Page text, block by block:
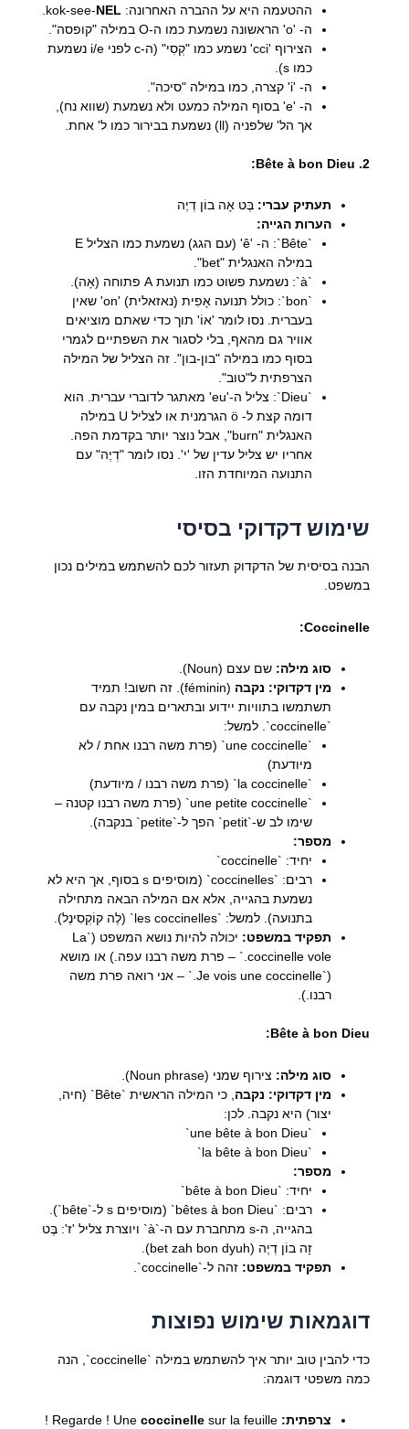
ההטעמה היא על ההברה האחרונה: kok-see- NEL
ה- 'o' הראשונה נשמעת כמו ה-O במילה "קופסה".
הצירוף 'cci' נשמע כמו "קְסִי" (ה-c לפני i/e נשמעת
כמו s).
ה- 'i' קצרה, כמו במילה "סיכה".
ה- 'e' בסוף המילה כמעט ולא נשמעת (שווא נח),
אך הל' שלפניה (ll) נשמעת בבירור כמו ל' אחת.
2. Bête à bon Dieu:
תעתיק עברי: בֶּט אָה בוֹן דְיֶה
הערות הגייה:
`Bête`: ה- 'ê' (עם הגג) נשמעת כמו הצליל E
במילה האנגלית "bet".
`à`: נשמעת פשוט כמו תנועת A פתוחה (אָה).
`bon`: כולל תנועה אָפִית (נאזאלית) 'on' שאין
בעברית. נסו לומר 'אוֹ' תוך כדי שאתם מוציאים
אוויר גם מהאף, בלי לסגור את השפתיים לגמרי
בסוף כמו במילה "בון-בון". זה הצליל של המילה
הצרפתית ל"טוב".
`Dieu`: צליל ה-'eu' מאתגר לדוברי עברית. הוא
דומה קצת ל- ö הגרמנית או לצליל U במילה
האנגלית "burn", אבל נוצר יותר בקדמת הפה.
אחריו יש צליל עדין של 'י'. נסו לומר "דְיֶה" עם
התנועה המיוחדת הזו.
שימוש דקדוקי בסיסי
הבנה בסיסית של הדקדוק תעזור לכם להשתמש במילים נכון
במשפט.
Coccinelle:
סוג מילה: שם עצם (Noun).
מין דקדוקי: נקבה
(féminin). זה חשוב! תמיד
תשתמשו בתוויות יידוע ובתארים במין נקבה עם
`coccinelle`. למשל:
`une coccinelle` (פרת משה רבנו אחת / לא
מיודעת)
`la coccinelle` (פרת משה רבנו / מיודעת)
`une petite coccinelle` (פרת משה רבנו קטנה –
שימו לב ש-`petit` הפך ל-`petite` בנקבה).
מספר:
יחיד: `coccinelle`
רבים: `coccinelles` (מוסיפים s בסוף, אך היא לא
נשמעת בהגייה, אלא אם המילה הבאה מתחילה
בתנועה). למשל: `les coccinelles` (לֶה קוֹקְסִינֶל).
תפקיד במשפט:
יכולה להיות נושא המשפט (`La
coccinelle vole.` – פרת משה רבנו עפה.) או מושא
(`Je vois une coccinelle.` – אני רואה פרת משה
רבנו.).
Bête à bon Dieu:
סוג מילה: צירוף שמני (Noun phrase).
מין דקדוקי: נקבה
, כי המילה הראשית `Bête` (חיה,
יצור) היא נקבה. לכן:
`une bête à bon Dieu`
`la bête à bon Dieu`
מספר:
יחיד: `bête à bon Dieu`
רבים: `bêtes à bon Dieu` (מוסיפים s ל-`bête`).
בהגייה, ה-s מתחברת עם ה-`à` ויוצרת צליל 'ז': בֶּט
זָה בוֹן דְיֶה (bet zah bon dyuh).
תפקיד במשפט: זהה ל-`coccinelle`.
דוגמאות שימוש נפוצות
כדי להבין טוב יותר איך להשתמש במילה `coccinelle`, הנה
כמה משפטי דוגמה:
צרפתית: coccinelle sur la feuille !